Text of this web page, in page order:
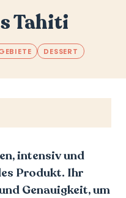
Tahiti
DESSERT
intensiv und
Produkt. Ihr
Genauigkeit, um